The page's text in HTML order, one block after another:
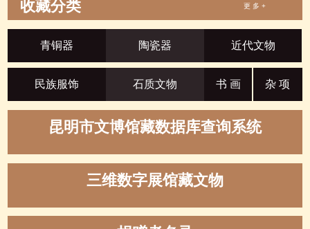
收藏分类 更 多 +
青铜器 陶瓷器 近代文物
民族服饰 石质文物 书 画 杂 项
昆明市文博馆藏数据库查询系统
三维数字展馆藏文物